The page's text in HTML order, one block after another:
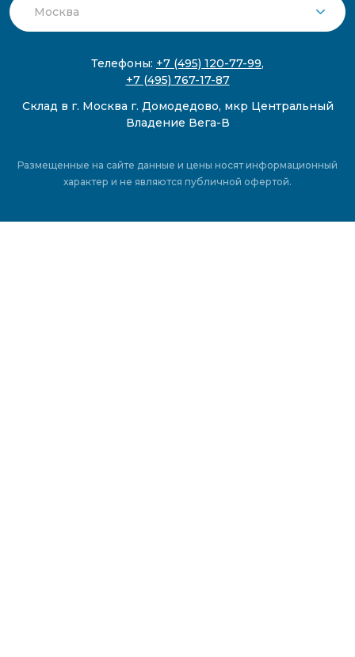
Телефоны: +7 (495) 120-77-99,
+7 (495) 767-17-87
Склад в г. Москва г. Домодедово, мкр Центральный
Владение Вега-В
Размещенные на сайте данные и цены носят информационный
характер и не являются публичной офертой.